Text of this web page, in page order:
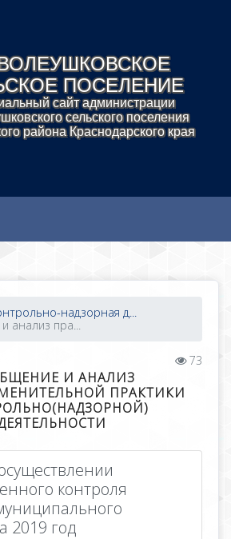
ПОСЕЛЕНИЕ
сайт администрации
сельского поселения
района Краснодарского края
надзорная д...
анализ пра...
73
И АНАЛИЗ
ПРАКТИКИ
контроля
2019 год